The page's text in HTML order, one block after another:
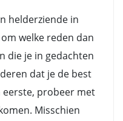
helderziende in
welke reden dan
die je in gedachten
dat je de best
eerste, probeer met
Misschien